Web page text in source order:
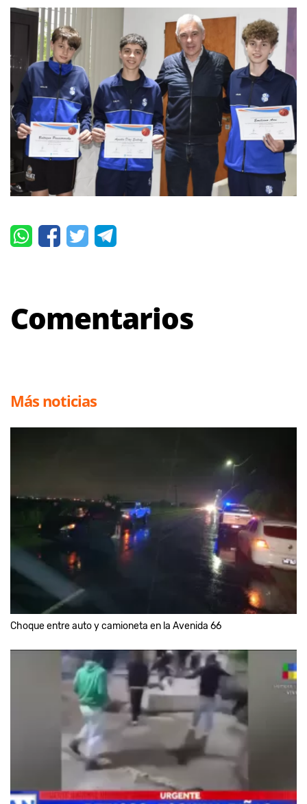
Comentarios
Más noticias
Choque entre auto y camioneta en la Avenida 66